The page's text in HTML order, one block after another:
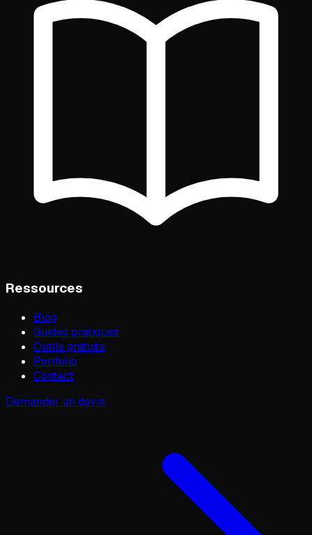
Ressources
Blog
Guides pratiques
Outils gratuits
Portfolio
Contact
Demander un devis